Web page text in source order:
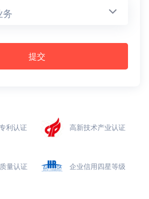
务
提交
利认证 高新技术产业认证
量认证 企业信用四星等级